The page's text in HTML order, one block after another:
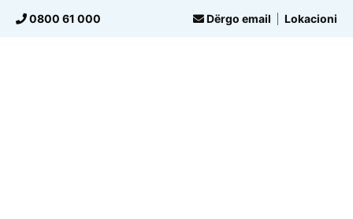
Skip0800 61 000 Lokacioni
Dërgo email